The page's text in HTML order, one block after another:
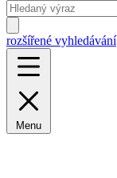
rozšířené vyhledávání
Menu